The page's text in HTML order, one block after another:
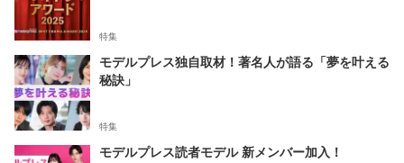
特集
モデルプレス独自取材！著名人が語る「夢を叶える
秘訣」
特集
モデルプレス読者モデル 新メンバー加入！